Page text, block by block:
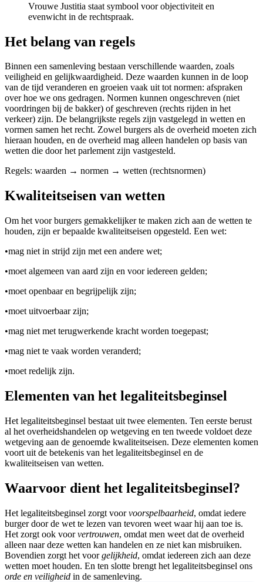
Vrouwe Justitia staat symbool voor objectiviteit en
evenwicht in de rechtspraak.
Het belang van regels
Binnen een samenleving bestaan verschillende waarden, zoals
veiligheid en gelijkwaardigheid. Deze waarden kunnen in de loop
van de tijd veranderen en groeien vaak uit tot normen: afspraken
over hoe we ons gedragen. Normen kunnen ongeschreven (niet
voordringen bij de bakker) of geschreven (rechts rijden in het
verkeer) zijn. De belangrijkste regels zijn vastgelegd in wetten en
vormen samen het recht. Zowel burgers als de overheid moeten zich
hieraan houden, en de overheid mag alleen handelen op basis van
wetten die door het parlement zijn vastgesteld.
Regels: waarden → normen → wetten (rechtsnormen)
Kwaliteitseisen van wetten
Om het voor burgers gemakkelijker te maken zich aan de wetten te
houden, zijn er bepaalde kwaliteitseisen opgesteld. Een wet:
•mag niet in strijd zijn met een andere wet;
•moet algemeen van aard zijn en voor iedereen gelden;
•moet openbaar en begrijpelijk zijn;
•moet uitvoerbaar zijn;
•mag niet met terugwerkende kracht worden toegepast;
•mag niet te vaak worden veranderd;
•moet redelijk zijn.
Elementen van het legaliteitsbeginsel
Het legaliteitsbeginsel bestaat uit twee elementen. Ten eerste berust
al het overheidshandelen op wetgeving en ten tweede voldoet deze
wetgeving aan de genoemde kwaliteitseisen. Deze elementen komen
voort uit de betekenis van het legaliteitsbeginsel en de
kwaliteitseisen van wetten.
Waarvoor dient het legaliteitsbeginsel?
Het legaliteitsbeginsel zorgt voorvoorspelbaarheid, omdat iedere
burger door de wet te lezen van tevoren weet waar hij aan toe is.
Het zorgt ook voorvertrouwen, omdat men weet dat de overheid
alleen naar deze wetten kan handelen en ze niet kan misbruiken.
Bovendien zorgt het voorgelijkheid, omdat iedereen zich aan deze
wetten moet houden. En ten slotte brengt het legaliteitsbeginsel ons
orde en veiligheid in de samenleving.